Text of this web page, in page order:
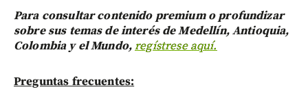
Para consultar contenido premium o profundizar
sobre sus temas de interés de Medellín, Antioquia,
Colombia y el Mundo,regístrese aquí.
Preguntas frecuentes: